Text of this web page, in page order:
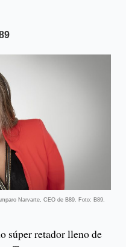
Narvarte, CEO de B89. Foto: B89.
súper retador lleno de